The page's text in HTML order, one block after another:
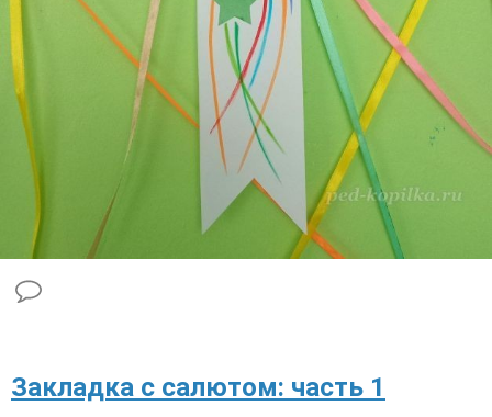
​Закладка с салютом: часть 1